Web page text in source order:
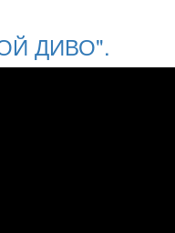
ДИВО".